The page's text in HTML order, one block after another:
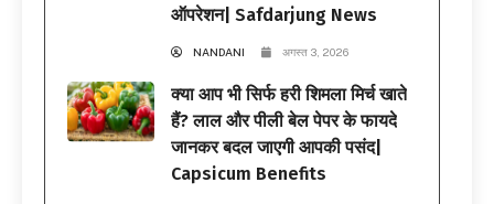
ऑपरेशन| Safdarjung News
NANDANI अगस्त 3, 2026
क्या आप भी सिर्फ हरी शिमला मिर्च खाते
हैं? लाल और पीली बेल पेपर के फायदे
जानकर बदल जाएगी आपकी पसंद|
Capsicum Benefits